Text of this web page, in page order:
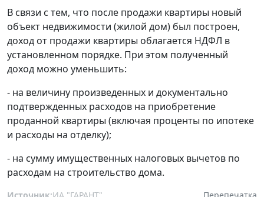
В связи с тем, что после продажи квартиры новый
объект недвижимости (жилой дом) был построен,
доход от продажи квартиры облагается НДФЛ в
установленном порядке. При этом полученный
доход можно уменьшить:
- на величину произведенных и документально
подтвержденных расходов на приобретение
проданной квартиры (включая проценты по ипотеке
и расходы на отделку);
- на сумму имущественных налоговых вычетов по
расходам на строительство дома.